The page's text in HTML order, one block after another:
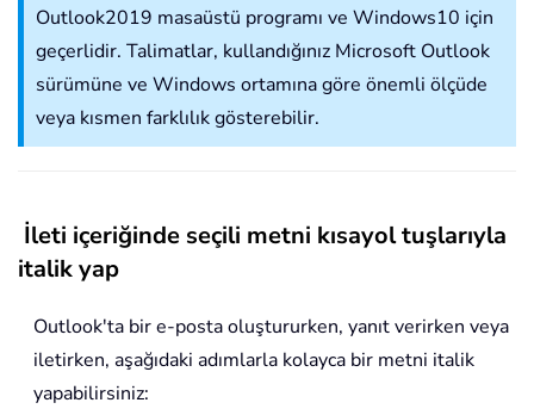
Outlook2019 masaüstü programı ve Windows10 için
geçerlidir. Talimatlar, kullandığınız Microsoft Outlook
sürümüne ve Windows ortamına göre önemli ölçüde
veya kısmen farklılık gösterebilir.
İleti içeriğinde seçili metni kısayol tuşlarıyla
italik yap
Outlook'ta bir e-posta oluştururken, yanıt verirken veya
iletirken, aşağıdaki adımlarla kolayca bir metni italik
yapabilirsiniz: